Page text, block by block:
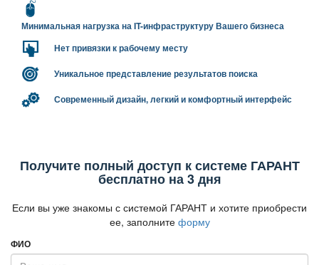
Минимальная нагрузка на IT-инфраструктуру Вашего бизнеса
Нет привязки к рабочему месту
Уникальное представление результатов поиска
Современный дизайн, легкий и комфортный интерфейс
Получите полный доступ к системе ГАРАНТ
есплатно на 3 дня
Если вы уже знакомы с системой ГАРАНТ и хотите приобрести
ее, заполните форму
ФИО